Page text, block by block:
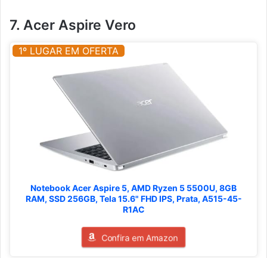
7. Acer Aspire Vero
1º LUGAR EM OFERTA
Notebook Acer Aspire 5, AMD Ryzen 5 5500U, 8GB
RAM, SSD 256GB, Tela 15.6" FHD IPS, Prata, A515-45-
R1AC
Confira em Amazon